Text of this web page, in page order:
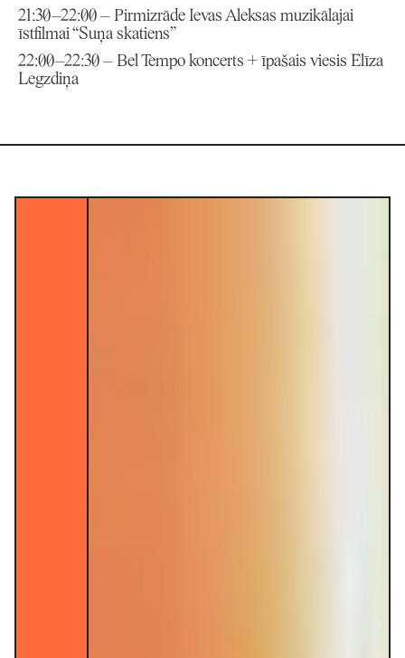
21:30–22:00 – Pirmizrāde Ievas Aleksas muzikālajai
īstfilmai “Suņa skatiens”
22:00–22:30 – Bel Tempo koncerts + īpašais viesis Elīza
Legzdiņa